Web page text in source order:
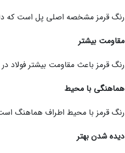
رنگ قرمز مشخصه اصلی پل است که
مقاومت بیشتر
رنگ قرمز باعث مقاومت بیشتر فولاد
هماهنگی با محیط
رنگ قرمز با محیط اطراف هماهنگ
دیده شدن بهتر